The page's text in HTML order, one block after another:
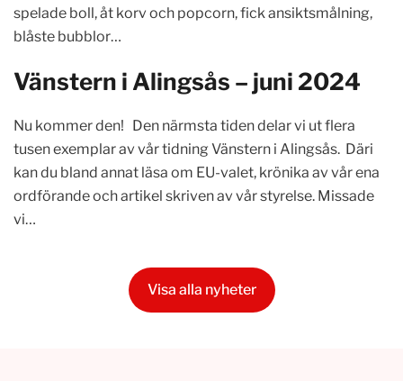
spelade boll, åt korv och popcorn, fick ansiktsmålning,
blåste bubblor…
Vänstern i Alingsås – juni 2024
Nu kommer den! Den närmsta tiden delar vi ut flera
tusen exemplar av vår tidning Vänstern i Alingsås. Däri
kan du bland annat läsa om EU-valet, krönika av vår ena
ordförande och artikel skriven av vår styrelse. Missade
vi…
Visa alla nyheter